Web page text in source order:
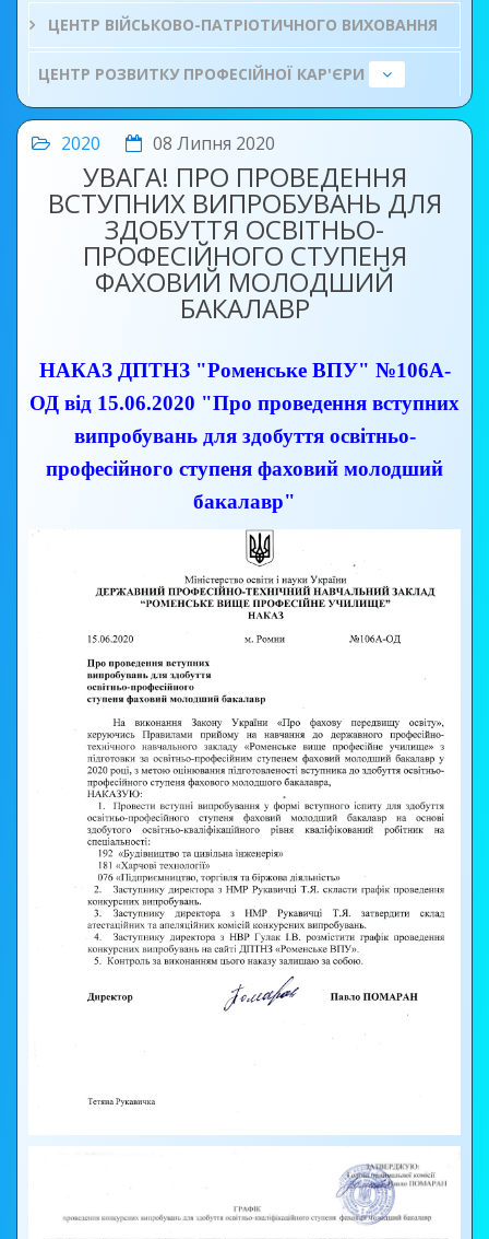
ЦЕНТР ВІЙСЬКОВО-ПАТРІОТИЧНОГО ВИХОВАННЯ
ЦЕНТР РОЗВИТКУ ПРОФЕСІЙНОЇ КАР'ЄРИ
2020 08 Липня 2020
УВАГА! ПРО ПРОВЕДЕННЯ
ВСТУПНИХ ВИПРОБУВАНЬ ДЛЯ
ЗДОБУТТЯ ОСВІТНЬО-
ПРОФЕСІЙНОГО СТУПЕНЯ
ФАХОВИЙ МОЛОДШИЙ
БАКАЛАВР
НАКАЗ ДПТНЗ "Роменське ВПУ" №106А-
ОД від 15.06.2020 "Про проведення вступних
випробувань для здобуття освітньо-
професійного ступеня фаховий молодший
бакалавр"